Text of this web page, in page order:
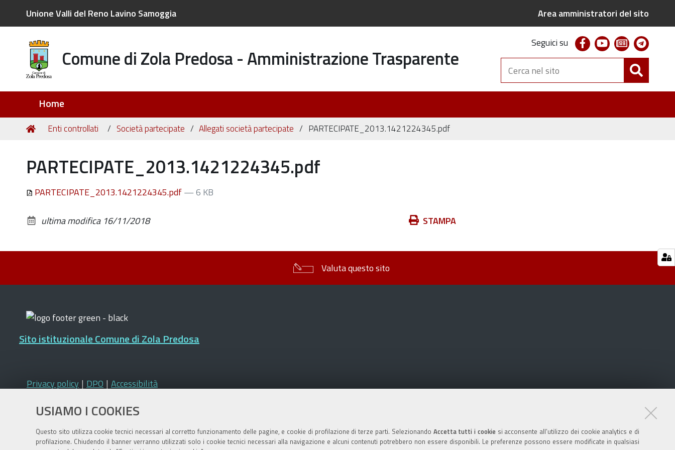
USIAMO I COOKIES
Questo sito utilizza cookie tecnici necessari al corretto funzionamento delle pagine, e cookie di profilazione di terze parti. Selezionando Accetta tutti i cookiesi acconsente all’utilizzo dei cookie analytics e di
profilazione. Chiudendo il banner verranno utilizzati solo i cookie tecnici necessari alla navigazione e alcuni contenuti potrebbero non essere disponibili. Le preferenze possono essere modificate in qualsiasi
Unione Valli del Reno Lavino Samoggia Area amministratori del sito
Comune di Zola Predosa - Amministrazione Trasparente
Seguici su facebookyoutubenewsletter
Cerca
nel
sito
Home
Tu
Home
Enti controllati Società partecipate Allegati società partecipate PARTECIPATE_2013.1421224345.pdf
PARTECIPATE_2013.1421224345.pdf
PARTECIPATE_2013.1421224345.pdf— 6 KB
Azioni STAMPA
ultima modifica 16/11/2018
Valuta questo sito
Sito istituzionale Comune di Zola Predosa
Privacy policy | DPO | Accessibilità